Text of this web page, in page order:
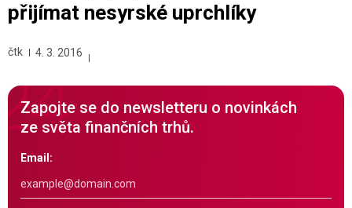
přijímat nesyrské uprchlíky
čtk 4. 3. 2016
Zapojte se do newsletteru o novinkách
ze světa finančních trhů.
Email: